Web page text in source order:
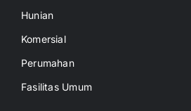
Hunian
Komersial
Perumahan
Fasilitas Umum